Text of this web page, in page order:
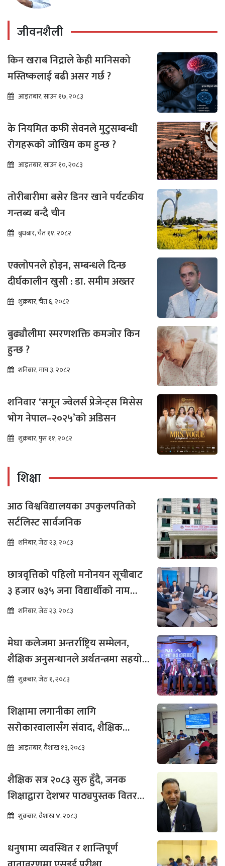
जीवनशैली
किन खराब निद्राले केही मानिसको
मस्तिष्कलाई बढी असर गर्छ ?
आइतबार, साउन १७, २०८३
के नियमित कफी सेवनले मुटुसम्बन्धी
रोगहरूको जोखिम कम हुन्छ ?
आइतबार, साउन १०, २०८३
तोरीबारीमा बसेर डिनर खाने पर्यटकीय
गन्तब्य बन्दै चीन
बुधबार, चैत ११, २०८२
एक्लोपनले होइन, सम्बन्धले दिन्छ
दीर्घकालीन खुसी : डा. समीम अख्तर
शुक्रबार, चैत ६, २०८२
बुढ्यौलीमा स्मरणशक्ति कमजोर किन
हुन्छ ?
शनिबार, माघ ३, २०८२
शनिवार ‘सगून ज्वेलर्स प्रेजेन्ट्स मिसेस
भोग नेपाल–२०२५’को अडिसन
शुक्रबार, पुस ११, २०८२
शिक्षा
आठ विश्वविद्यालयका उपकुलपतिको
सर्टलिस्ट सार्वजनिक
शनिबार, जेठ २३, २०८३
छात्रवृत्तिको पहिलो मनोनयन सूचीबाट
३ हजार ७३५ जना विद्यार्थीको नाम
भर्नाका लागि सिफारिस
शनिबार, जेठ २३, २०८३
मेघा कलेजमा अन्तर्राष्ट्रिय सम्मेलन,
शैक्षिक अनुसन्धानले अर्थतन्त्रमा सहयोग
पुग्ने विश्वास
शुक्रबार, जेठ १, २०८३
शिक्षामा लगानीका लागि
सरोकारवालासँग संवाद, शैक्षिक
सुधारमा जोड
आइतबार, वैशाख १३, २०८३
शैक्षिक सत्र २०८३ सुरु हुँदै, जनक
शिक्षाद्वारा देशभर पाठ्यपुस्तक वितरण
तीव्रशुक्रबार, वैशाख ४, २०८३
धनुषामा व्यवस्थित र शान्तिपूर्ण